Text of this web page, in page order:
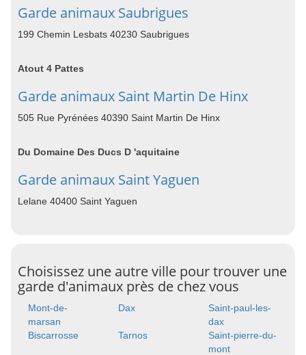
Garde animaux Saubrigues
199 Chemin Lesbats 40230 Saubrigues
Atout 4 Pattes
Garde animaux Saint Martin De Hinx
505 Rue Pyrénées 40390 Saint Martin De Hinx
Du Domaine Des Ducs D 'aquitaine
Garde animaux Saint Yaguen
Lelane 40400 Saint Yaguen
Choisissez une autre ville pour trouver une
garde d'animaux près de chez vous
Mont-de-
marsan
Dax
Saint-paul-les-
dax
Biscarrosse
Tarnos
Saint-pierre-du-
mont